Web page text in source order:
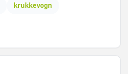
krukkevogn